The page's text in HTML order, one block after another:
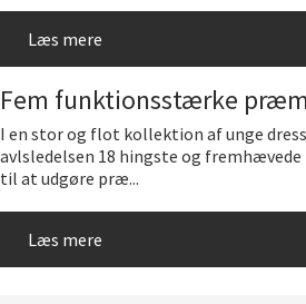
Læs mere
Fem funktionsstærke
I en stor og flot kollektion af unge
avlsledelsen 18 hingste og
til at udgøre præ...
Læs mere